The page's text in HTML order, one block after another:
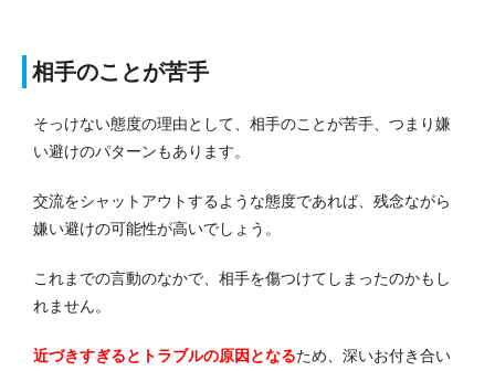
相手のことが苦手
そっけない態度の理由として、相手のことが苦手、つまり嫌
い避けのパターンもあります。
交流をシャットアウトするような態度であれば、残念ながら
嫌い避けの可能性が高いでしょう。
これまでの言動のなかで、相手を傷つけてしまったのかもし
れません。
近づきすぎるとトラブルの原因となるため、深いお付き合い